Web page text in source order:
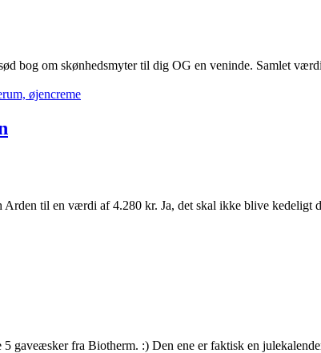
bog om skønhedsmyter til dig OG en veninde. Samlet
til en værdi af 4.280 kr. Ja, det skal ikke blive kedeligt
gaveæsker fra Biotherm. :) Den ene er faktisk en